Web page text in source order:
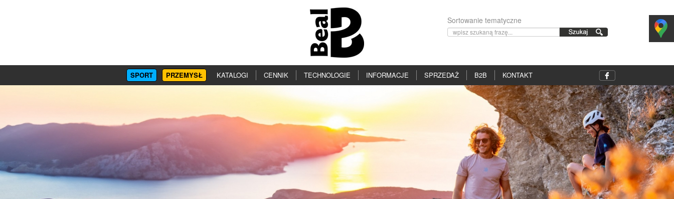
Sortowanie tematyczne
SPORT PRZEMYSŁ KATALOGI CENNIK TECHNOLOGIE INFORMACJE SPRZEDAŻ B2B KONTAKT